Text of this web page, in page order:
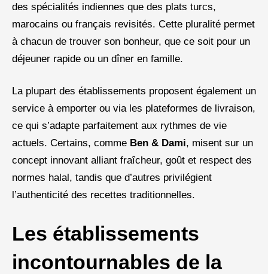
des spécialités indiennes que des plats turcs,
marocains ou français revisités. Cette pluralité permet
à chacun de trouver son bonheur, que ce soit pour un
déjeuner rapide ou un dîner en famille.
La plupart des établissements proposent également un
service à emporter ou via les plateformes de livraison,
ce qui s’adapte parfaitement aux rythmes de vie
actuels. Certains, comme Ben & Dami, misent sur un
concept innovant alliant fraîcheur, goût et respect des
normes halal, tandis que d’autres privilégient
l’authenticité des recettes traditionnelles.
Les établissements
incontournables de la